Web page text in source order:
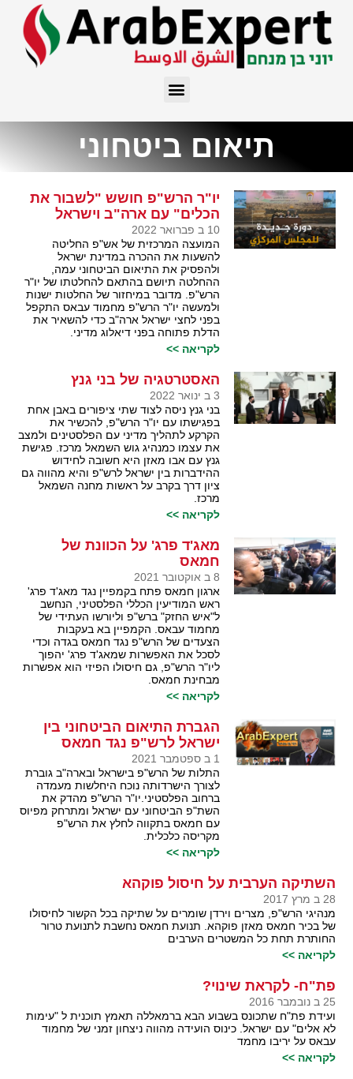
תיאום ביטחוני
יו"ר הרש"פ חושש "לשבור את
הכלים" עם ארה"ב וישראל
10 ב פברואר 2022
המועצה המרכזית של אש"פ החליטה
להשעות את ההכרה במדינת ישראל
ולהפסיק את התיאום הביטחוני עמה,
ההחלטה תיושם בהתאם להחלטתו של יו"ר
הרש"פ. מדובר במיחזור של החלטות ישנות
ולמעשה יו"ר הרש"פ מחמוד עבאס התקפל
בפני לחצי ישראל ארה"ב כדי להשאיר את
הדלת פתוחה בפני דיאלוג מדיני.
לקריאה >>
האסטרטגיה של בני גנץ
3 ב ינואר 2022
בני גנץ ניסה לצוד שתי ציפורים באבן אחת
בפגישתו עם יו"ר הרש"פ, להכשיר את
הקרקע לתהליך מדיני עם הפלסטינים ולמצב
את עצמו כמנהיג גוש השמאל מרכז. פגישת
גנץ עם אבו מאזן היא חשובה לחידוש
ההידברות בין ישראל לרש"פ והיא מהווה גם
ציון דרך בקרב על ראשות מחנה השמאל
מרכז.
לקריאה >>
מאג'ד פרג' על הכוונת של
חמאס
8 ב אוקטובר 2021
ארגון חמאס פתח בקמפיין נגד מאג'ד פרג'
ראש המודיעין הכללי הפלסטיני, הנחשב
ל"איש החזק" ברש"פ וליורשו העתידי של
מחמוד עבאס. הקמפיין בא בעקבות
הצעדים של הרש"פ נגד חמאס בגדה וכדי
לסכל את האפשרות שמאג'ד פרג' יהפוך
ליו"ר הרש"פ, גם חיסולו הפיזי הוא אפשרות
מבחינת חמאס.
לקריאה >>
הגברת התיאום הביטחוני בין
ישראל לרש"פ נגד חמאס
1 ב ספטמבר 2021
התלות של הרש"פ בישראל ובארה"ב גוברת
לצורך הישרדותה נוכח היחלשות מעמדה
ברחוב הפלסטיני.יו"ר הרש"פ מהדק את
השת"פ הביטחוני עם ישראל ומתרחק מפיוס
עם חמאס בתקווה לחלץ את הרש"פ
מקריסה כלכלית.
לקריאה >>
השתיקה הערבית על חיסול פוקהא
28 ב מרץ 2017
מנהיגי הרש"פ, מצרים וירדן שומרים על שתיקה בכל הקשור לחיסולו
של בכיר חמאס מאזן פוקהא. תנועת חמאס נחשבת לתנועת טרור
החותרת תחת כל המשטרים הערבים
לקריאה >>
פת"ח- לקראת שינוי?
25 ב נובמבר 2016
ועידת פת"ח שתכונס בשבוע הבא ברמאללה תאמץ תוכנית ל "עימות
לא אלים" עם ישראל. כינוס הועידה מהווה ניצחון זמני של מחמוד
עבאס על יריבו מחמד
לקריאה >>